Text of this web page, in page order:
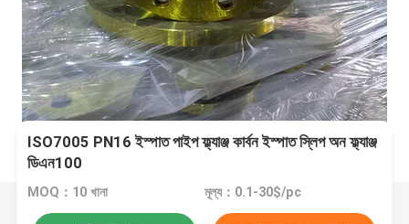
ISO7005 PN16 ইস্পাত পাইপ ফ্ল্যাঞ্জ কার্বন ইস্পাত স্লিপ অন ফ্ল্যাঞ্জ
ডিএন100
MOQ：10 খানা মূল্য：0.1-30$/pc